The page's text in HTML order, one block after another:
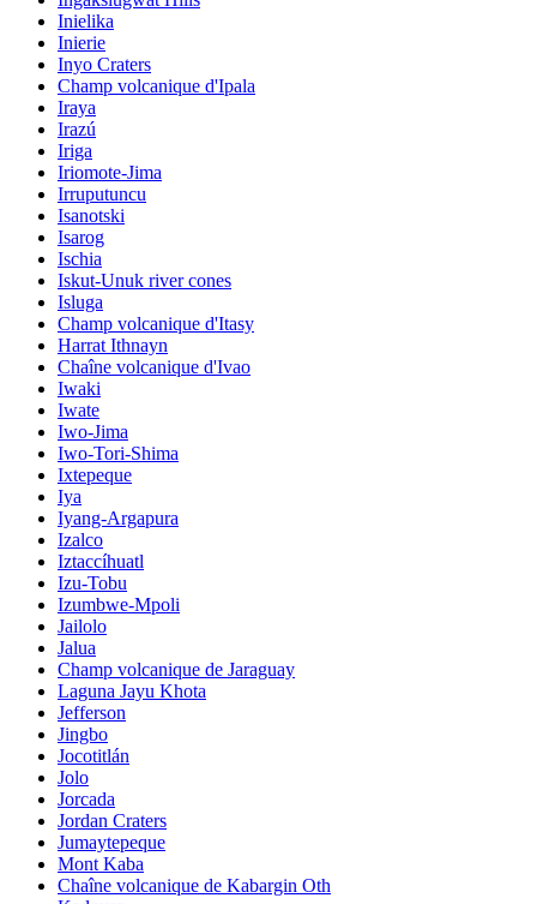
Inielika
Inierie
Inyo Craters
Champ volcanique d'Ipala
Iraya
Irazú
Iriga
Iriomote-Jima
Irruputuncu
Isanotski
Isarog
Ischia
Iskut-Unuk river cones
Isluga
Champ volcanique d'Itasy
Harrat Ithnayn
Chaîne volcanique d'Ivao
Iwaki
Iwate
Iwo-Jima
Iwo-Tori-Shima
Ixtepeque
Iya
Iyang-Argapura
Izalco
Iztaccíhuatl
Izu-Tobu
Izumbwe-Mpoli
Jailolo
Jalua
Champ volcanique de Jaraguay
Laguna Jayu Khota
Jefferson
Jingbo
Jocotitlán
Jolo
Jorcada
Jordan Craters
Jumaytepeque
Mont Kaba
Chaîne volcanique de Kabargin Oth